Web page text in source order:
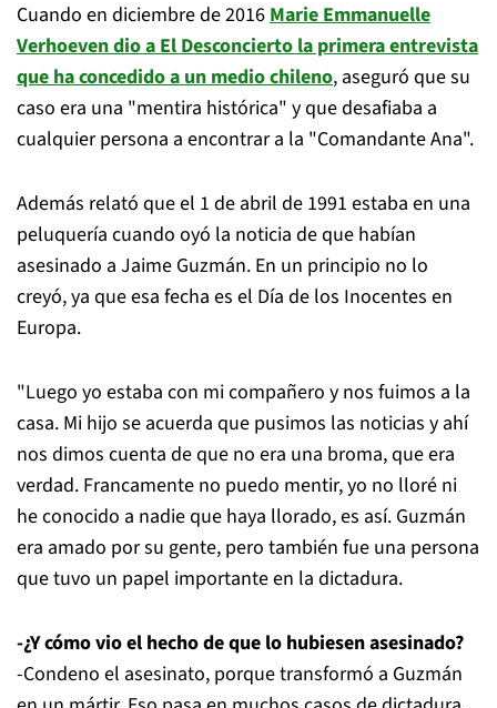
Cuando en diciembre de 2016Marie Emmanuelle
Verhoeven dio a El Desconcierto la primera entrevista
que ha concedido a un medio chileno, aseguró que su
caso era una "mentira histórica" y que desafiaba a
cualquier persona a encontrar a la "Comandante Ana".
Además relató que el 1 de abril de 1991 estaba en una
peluquería cuando oyó la noticia de que habían
asesinado a Jaime Guzmán. En un principio no lo
creyó, ya que esa fecha es el Día de los Inocentes en
Europa.
"Luego yo estaba con mi compañero y nos fuimos a la
casa. Mi hijo se acuerda que pusimos las noticias y ahí
nos dimos cuenta de que no era una broma, que era
verdad. Francamente no puedo mentir, yo no lloré ni
he conocido a nadie que haya llorado, es así. Guzmán
era amado por su gente, pero también fue una persona
que tuvo un papel importante en la dictadura.
-¿Y cómo vio el hecho de que lo hubiesen asesinado?
-Condeno el asesinato, porque transformó a Guzmán